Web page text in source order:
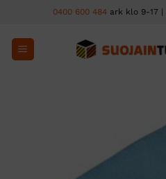
content
0400 600 484 ark klo 9-17 |